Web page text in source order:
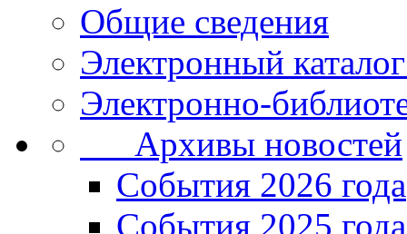
Общие сведения
Электронный
Электронно-
Архивы новостей
Cобытия 2026 года
События 2025 года